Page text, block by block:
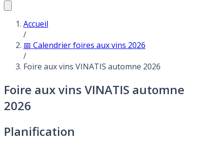
Accueil
/
📅 Calendrier foires aux vins 2026
/
Foire aux vins VINATIS automne 2026
Foire aux vins VINATIS automne
2026
Planification